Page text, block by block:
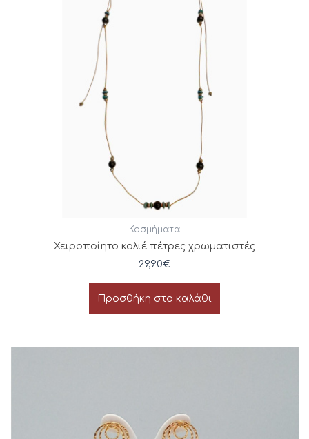
Κοσμήματα
Χειροποίητο κολιέ πέτρες χρωματιστές
29,90€
Προσθήκη στο καλάθι